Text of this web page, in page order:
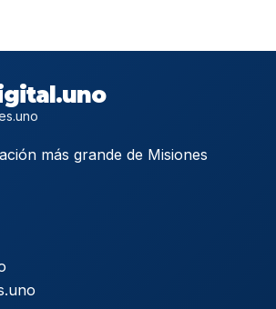
más grande de Misiones